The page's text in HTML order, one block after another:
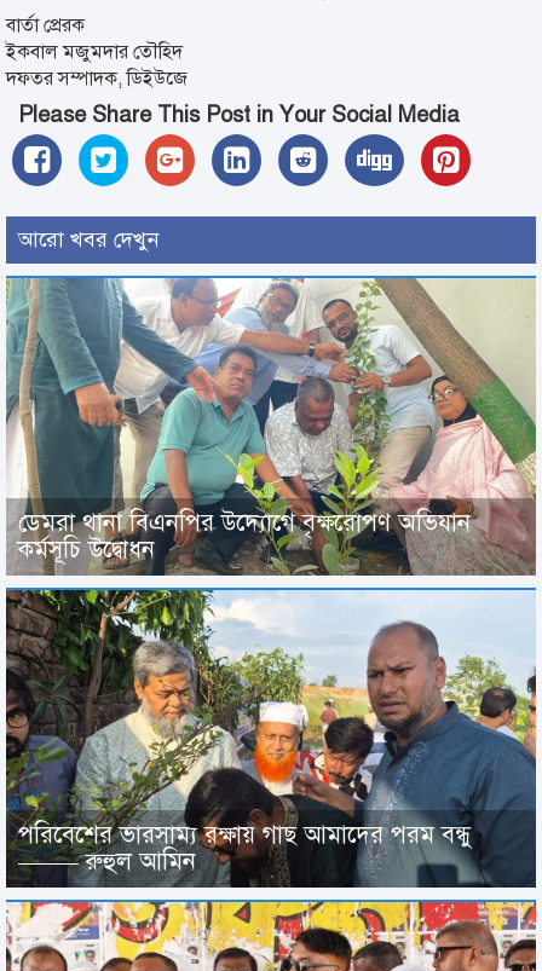
বার্তা প্রেরক
ইকবাল মজুমদার তৌহিদ
দফতর সম্পাদক, ডিইউজে
Please Share This Post in Your Social Media
আরো খবর দেখুন
ডেমরা থানা বিএনপির উদ্যোগে বৃক্ষরোপণ অভিযান
কর্মসূচি উদ্বোধন
পরিবেশের ভারসাম্য রক্ষায় গাছ আমাদের পরম বন্ধু
——– রুহুল আমিন